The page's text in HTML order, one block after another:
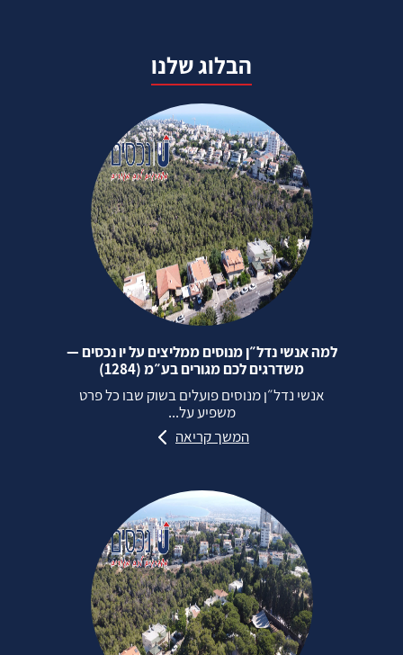
הבלוג שלנו
למה אנשי נדל״ן מנוסים ממליצים על יו נכסים —
משדרגים לכם מגורים בע״מ (1284)
אנשי נדל״ן מנוסים פועלים בשוק שבו כל פרט
משפיע על...
המשך קריאה